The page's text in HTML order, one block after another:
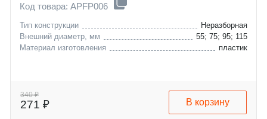
Код товара: APFP006
Тип конструкции
Неразборная
Внешний диаметр, мм
55; 75; 95; 115
Материал изготовления
пластик
340 ₽
271 ₽ В корзину